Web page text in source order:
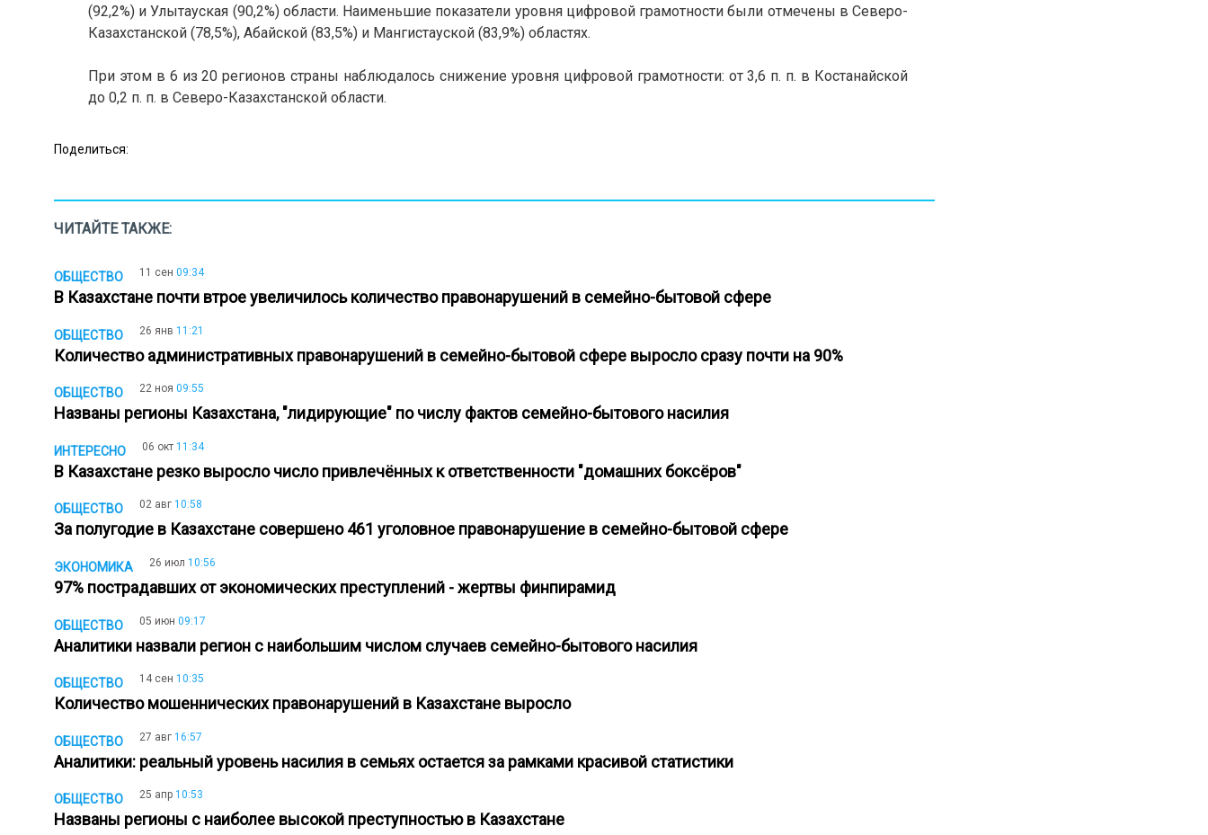
(92,2%) и Улытауская (90,2%) области. Наименьшие показатели уровня цифровой грамотности были отмечены в Северо-
Казахстанской (78,5%), Абайской (83,5%) и Мангистауской (83,9%) областях.
При этом в 6 из 20 регионов страны наблюдалось снижение уровня цифровой грамотности: от 3,6 п. п. в Костанайской
до 0,2 п. п. в Северо-Казахстанской области.
Поделиться:
ЧИТАЙТЕ ТАКЖЕ:
ОБЩЕСТВО 11 сен 09:34
В Казахстане почти втрое увеличилось количество правонарушений в семейно-бытовой сфере
ОБЩЕСТВО 26 янв 11:21
Количество административных правонарушений в семейно-бытовой сфере выросло сразу почти на 90%
ОБЩЕСТВО 22 ноя 09:55
Названы регионы Казахстана, "лидирующие" по числу фактов семейно-бытового насилия
ИНТЕРЕСНО 06 окт 11:34
В Казахстане резко выросло число привлечённых к ответственности "домашних боксёров"
ОБЩЕСТВО 02 авг 10:58
За полугодие в Казахстане совершено 461 уголовное правонарушение в семейно-бытовой сфере
ЭКОНОМИКА 26 июл 10:56
97% пострадавших от экономических преступлений - жертвы финпирамид
ОБЩЕСТВО 05 июн 09:17
Аналитики назвали регион с наибольшим числом случаев семейно-бытового насилия
ОБЩЕСТВО 14 сен 10:35
Количество мошеннических правонарушений в Казахстане выросло
ОБЩЕСТВО 27 авг 16:57
Аналитики: реальный уровень насилия в семьях остается за рамками красивой статистики
ОБЩЕСТВО 25 апр 10:53
Названы регионы с наиболее высокой преступностью в Казахстане